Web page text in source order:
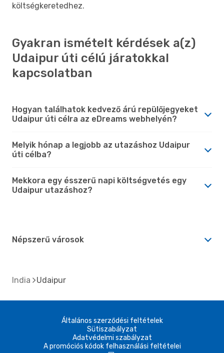
költségkeretedhez.
Gyakran ismételt kérdések a(z)
Udaipur úti célú járatokkal
kapcsolatban
Hogyan találhatok kedvező árú repülőjegyeket
Udaipur úti célra az eDreams webhelyén?
Melyik hónap a legjobb az utazáshoz Udaipur
úti célba?
Mekkora egy ésszerű napi költségvetés egy
Udaipur utazáshoz?
Népszerű városok
India Udaipur
Általános szerződési feltételek
Sütiszabályzat
Adatvédelmi szabályzat
A promóciós kódok felhasználási feltételei